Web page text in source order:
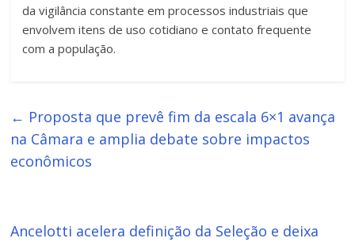
da vigilância constante em processos industriais que
envolvem itens de uso cotidiano e contato frequente
com a população.
← Proposta que prevê fim da escala 6×1 avança
na Câmara e amplia debate sobre impactos
econômicos
Ancelotti acelera definição da Seleção e deixa